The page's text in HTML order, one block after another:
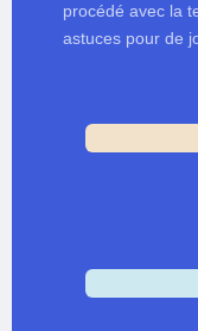
procédé avec la
astuces pour de